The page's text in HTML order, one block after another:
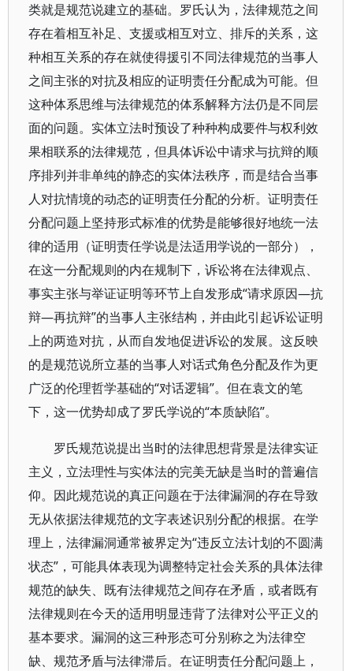
类就是规范说建立的基础。罗氏认为，法律规范之间
存在着相互补足、支援或相互对立、排斥的关系，这
种相互关系的存在就使得援引不同法律规范的当事人
之间主张的对抗及相应的证明责任分配成为可能。但
这种体系思维与法律规范的体系解释方法仍是不同层
面的问题。实体立法时预设了种种构成要件与权利效
果相联系的法律规范，但具体诉讼中请求与抗辩的顺
序排列并非单纯的静态的实体法秩序，而是结合当事
人对抗情境的动态的证明责任分配的分析。证明责任
分配问题上坚持形式标准的优势是能够很好地统一法
律的适用（证明责任学说是法适用学说的一部分），
在这一分配规则的内在规制下，诉讼将在法律观点、
事实主张与举证证明等环节上自发形成“请求原因—抗
辩—再抗辩”的当事人主张结构，并由此引起诉讼证明
上的两造对抗，从而自发地促进诉讼的发展。这反映
的是规范说所立基的当事人对话式角色分配及作为更
广泛的伦理哲学基础的“对话逻辑”。但在袁文的笔
下，这一优势却成了罗氏学说的“本质缺陷”。
罗氏规范说提出当时的法律思想背景是法律实证
主义，立法理性与实体法的完美无缺是当时的普遍信
仰。因此规范说的真正问题在于法律漏洞的存在导致
无从依据法律规范的文字表述识别分配的根据。在学
理上，法律漏洞通常被界定为“违反立法计划的不圆满
状态”，可能具体表现为调整特定社会关系的具体法律
规范的缺失、既有法律规范之间存在矛盾，或者既有
法律规则在今天的适用明显违背了法律对公平正义的
基本要求。漏洞的这三种形态可分别称之为法律空
缺、规范矛盾与法律滞后。在证明责任分配问题上，